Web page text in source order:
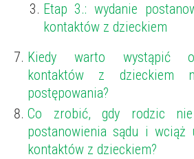
Etap 3.: wydanie
kontaktów z dzieckiem
Kiedy warto wystąpić o
kontaktów z dzieckiem
postępowania?
Co zrobić, gdy rodzic
postanowienia sądu i wciąż
kontaktów z dzieckiem?